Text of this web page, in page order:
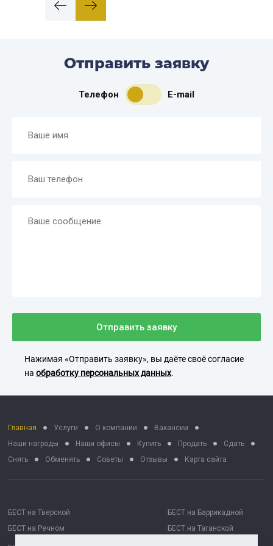
Отправить заявку
Телефон E-mail
Отправить заявку
Нажимая «Отправить заявку», вы даёте своё согласие
наобработку персональных данных.
Главная Услуги О компании
Вакансии
Наши награды
Наши офисы Купить Продать
Сдать
Снять
Обменять Советы Отзывы Карта сайта
БЕСТ на Тверской
БЕСТ на Баррикадной
БЕСТ на Речном
БЕСТ на Таганской